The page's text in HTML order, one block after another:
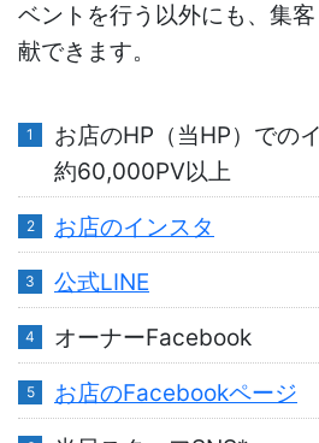
ベントを行う以外にも、集
献できます。
お店のHP（当HP）での
約60,000PV以上
お店のインスタ
公式LINE
オーナーFacebook
お店のFacebookページ